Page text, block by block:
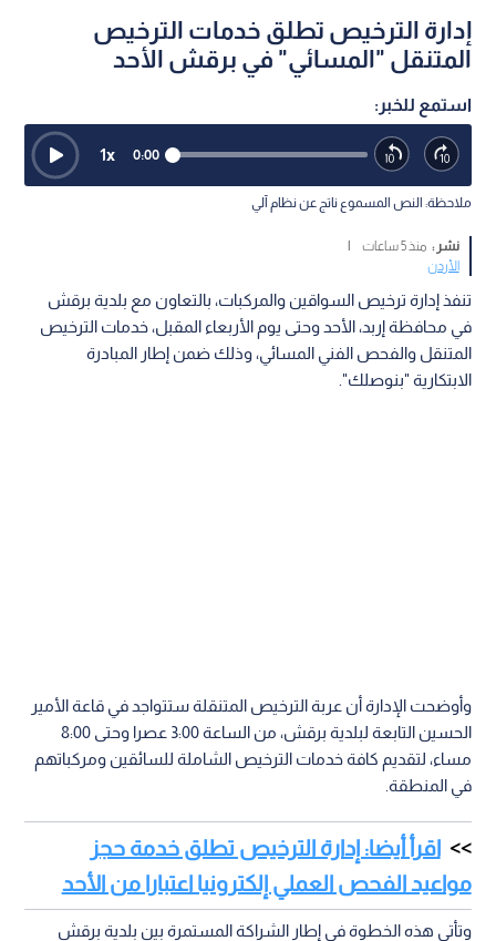
إدارة الترخيص تطلق خدمات الترخيص
المتنقل "المسائي" في برقش الأحد
استمع للخبر:
0:00
1x
ملاحظة: النص المسموع ناتج عن نظام آلي
نشر : منذ 5 ساعات
|
الأردن
تنفذ إدارة ترخيص السواقين والمركبات، بالتعاون مع بلدية برقش
في محافظة إربد، الأحد وحتى يوم الأربعاء المقبل، خدمات الترخيص
المتنقل والفحص الفني المسائي، وذلك ضمن إطار المبادرة
الابتكارية "بنوصلك".
وأوضحت الإدارة أن عربة الترخيص المتنقلة ستتواجد في قاعة الأمير
الحسين التابعة لبلدية برقش، من الساعة 3:00 عصرا وحتى 8:00
مساء، لتقديم كافة خدمات الترخيص الشاملة للسائقين ومركباتهم
في المنطقة.
اقرأ أيضا: إدارة الترخيص تطلق خدمة حجز
مواعيد الفحص العملي إلكترونيا اعتبارا من الأحد
وتأتي هذه الخطوة في إطار الشراكة المستمرة بين بلدية برقش